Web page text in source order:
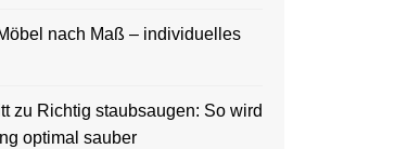
nach Maß – individuelles
zu Richtig staubsaugen: So wird
optimal sauber